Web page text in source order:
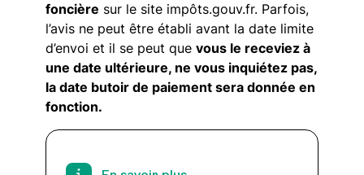
foncière sur le site impôts.gouv.fr. Parfois,
l’avis ne peut être établi avant la date limite
d’envoi et il se peut que vous le receviez à
une date ultérieure, ne vous inquiétez pas,
la date butoir de paiement sera donnée en
fonction.